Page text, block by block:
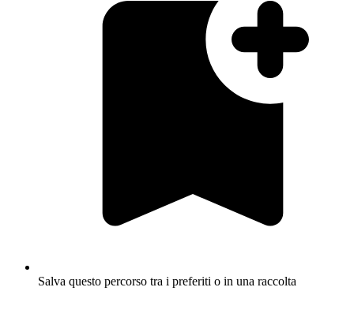
Salva questo percorso tra i preferiti o in una raccolta